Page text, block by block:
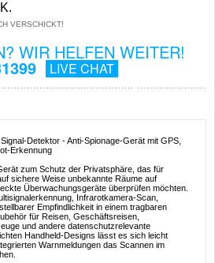
VERSCHICKT!
WIR HELFEN WEITER!
LIVE CHAT
Detektor - Anti-Spionage-Gerät mit GPS,
Erkennung
zum Schutz der Privatsphäre, das für
sichere Weise unbekannte Räume auf
Überwachungsgeräte überprüfen möchten.
Infrarotkamera-Scan,
Empfindlichkeit in einem tragbaren
für Reisen, Geschäftsreisen,
und andere datenschutzrelevante
Handheld-Designs lässt es sich leicht
Warnmeldungen das Scannen im